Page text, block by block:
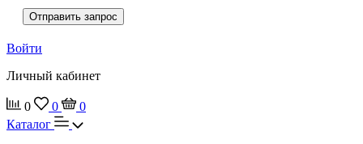
Отправить запрос
Войти
Личный кабинет
0 0
0
Каталог